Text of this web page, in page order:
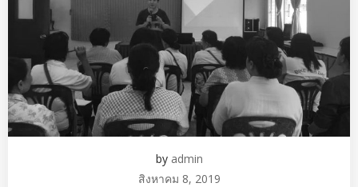
by admin
สิงหาคม 8, 2019